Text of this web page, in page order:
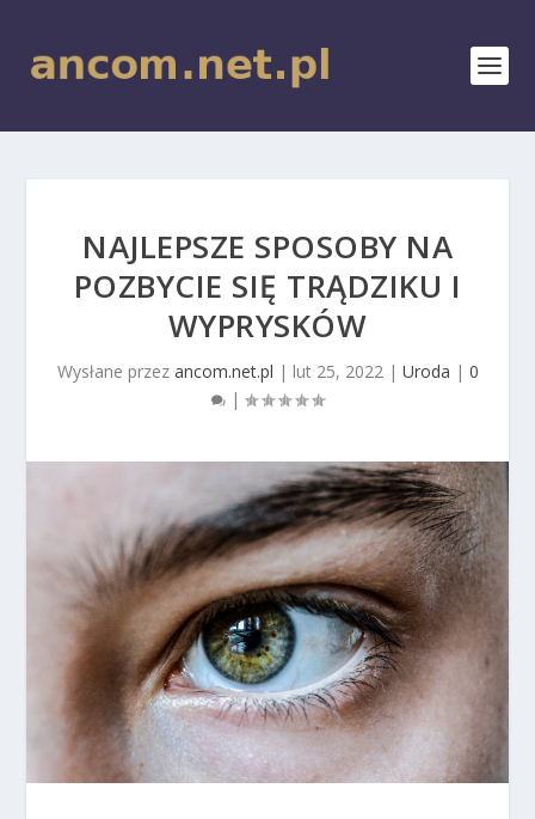
NAJLEPSZE SPOSOBY NA
POZBYCIE SIĘ TRĄDZIKU I
WYPRYSKÓW
Wysłane przez ancom.net.pl | lut 25, 2022| Uroda | 0
|